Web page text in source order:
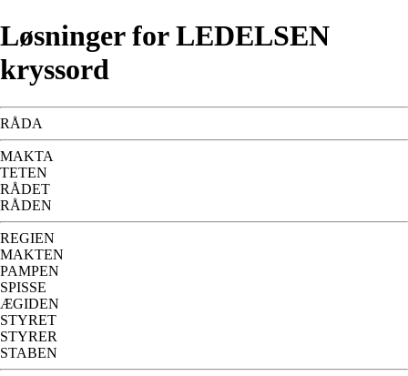
Løsninger for LEDELSEN
kryssord
RÅDA
MAKTA
TETEN
RÅDET
RÅDEN
REGIEN
MAKTEN
PAMPEN
SPISSE
ÆGIDEN
STYRET
STYRER
STABEN